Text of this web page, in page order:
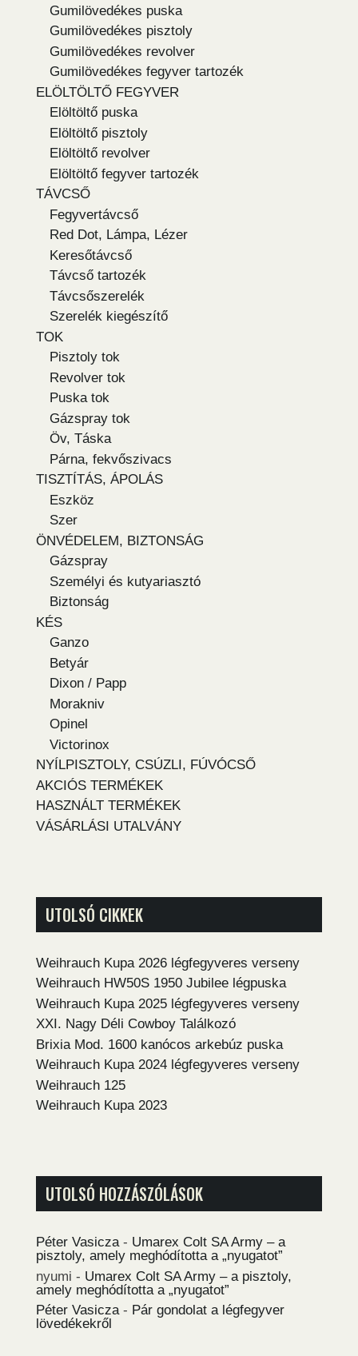
Gumilövedékes puska
Gumilövedékes pisztoly
Gumilövedékes revolver
Gumilövedékes fegyver tartozék
ELÖLTÖLTŐ FEGYVER
Elöltöltő puska
Elöltöltő pisztoly
Elöltöltő revolver
Elöltöltő fegyver tartozék
TÁVCSŐ
Fegyvertávcső
Red Dot, Lámpa, Lézer
Keresőtávcső
Távcső tartozék
Távcsőszerelék
Szerelék kiegészítő
TOK
Pisztoly tok
Revolver tok
Puska tok
Gázspray tok
Öv, Táska
Párna, fekvőszivacs
TISZTÍTÁS, ÁPOLÁS
Eszköz
Szer
ÖNVÉDELEM, BIZTONSÁG
Gázspray
Személyi és kutyariasztó
Biztonság
KÉS
Ganzo
Betyár
Dixon / Papp
Morakniv
Opinel
Victorinox
NYÍLPISZTOLY, CSÚZLI, FÚVÓCSŐ
AKCIÓS TERMÉKEK
HASZNÁLT TERMÉKEK
VÁSÁRLÁSI UTALVÁNY
UTOLSÓ CIKKEK
Weihrauch Kupa 2026 légfegyveres verseny
Weihrauch HW50S 1950 Jubilee légpuska
Weihrauch Kupa 2025 légfegyveres verseny
XXI. Nagy Déli Cowboy Találkozó
Brixia Mod. 1600 kanócos arkebúz puska
Weihrauch Kupa 2024 légfegyveres verseny
Weihrauch 125
Weihrauch Kupa 2023
UTOLSÓ HOZZÁSZÓLÁSOK
Péter Vasicza- Umarex Colt SA Army – a
pisztoly, amely meghódította a „nyugatot”
nyumi - Umarex Colt SA Army – a pisztoly,
amely meghódította a „nyugatot”
Péter Vasicza- Pár gondolat a légfegyver
lövedékekről